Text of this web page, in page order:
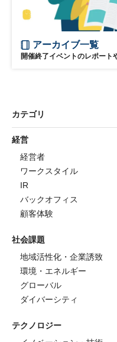
アーカイブ一覧
開催終了イベントのレポート
カテゴリ
経営
経営者
ワークスタイル
IR
バックオフィス
顧客体験
社会課題
地域活性化・企業誘致
環境・エネルギー
グローバル
ダイバーシティ
テクノロジー